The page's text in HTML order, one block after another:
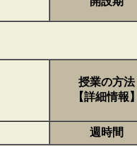
授業の方法
【詳細情報
週時間